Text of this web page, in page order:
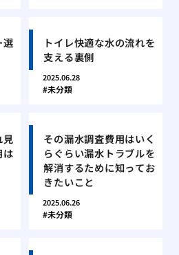
選
トイレ快適な水の流れを
支える裏側
2025.06.28
未分類
見
は
その漏水調査費用はいく
らぐらい漏水トラブルを
解消するために知ってお
きたいこと
2025.06.26
未分類